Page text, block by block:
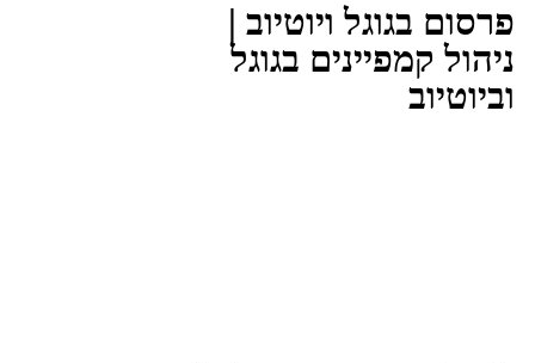
פרסום בגוגל ויוטיוב |
ניהול קמפיינים בגוגל
וביוטיוב